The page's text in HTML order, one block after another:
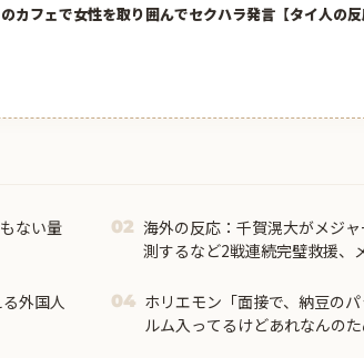
カフェで女性を取り囲んでセクハラ発言【タイ人の反
ない量
02 海外の反応：千賀滉大がメジ
測するなど2戦連続完璧救援、
外国人
04 ホリエモン「面接で、納豆の
ルム入ってるけどあれなんの